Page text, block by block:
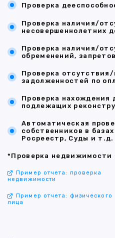
Проверка
Проверка наличия/
несовершеннолетних
Проверка наличия/
обременений, запретов
Проверка отсутствия/
задолженностей по
Проверка нахождения
подлежащих
Автоматическая
собственников в
Росреестр, Суды и т.д.
*Проверка недвижимости
Пример отчета: проверка
недвижимости
Пример отчета: физического
лица